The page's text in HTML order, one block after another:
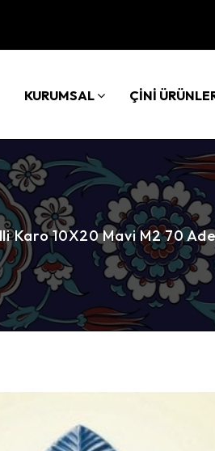
KURUMSAL ÇİNİ
Karo 10X20 Mavi M2 70